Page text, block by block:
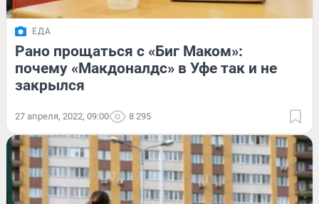
ЕДА
Рано прощаться с «Биг Маком»:
почему «Макдоналдс» в Уфе так и не
закрылся
27 апреля, 2022, 09:00 8 295